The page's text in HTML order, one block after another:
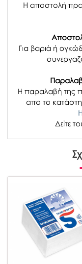
Η αποστολή
Για βαριά ή
H παραλαβή της
απο το
Δείτε